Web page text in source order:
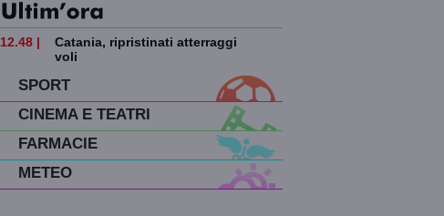
12.48 |
Catania, ripristinati atterraggi
voli
SPORT
CINEMA E TEATRI
FARMACIE
METEO